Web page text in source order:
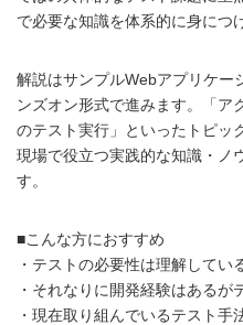
で必要な知識を体系的に身につ
解説はサンプルWebアプリケー
ンズオン形式で進みます。「ア
のテスト実行」といったトピッ
現場で役立つ実践的な知識・ノ
す。
■こんな方におすすめ
・テストの必要性は理解してい
・それなりに開発経験はある
・現在取り組んでいるテスト手